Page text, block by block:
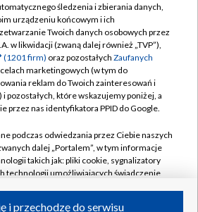
TVP
Cyfrowa
Regulamin TVP
prywatności
Moje zgody
Pomoc
Kontakt
Kanały
śledzenia i zbierania danych,
urządzeniu końcowym i ich
Twoich danych osobowych przez
w likwidacji (zwaną dalej również „TVP”),
(1201 firm) oraz pozostałych Zaufanych
celach marketingowych (w tym do
reklam do Twoich zainteresowań i
pozostałych, które wskazujemy poniżej, a
przez nas identyfikatora PPID do Google.
podczas odwiedzania przez Ciebie naszych
dalej „Portalem”, w tym informacje
takich jak: pliki cookie, sygnalizatory
technologii umożliwiających świadczenie
i przechodzę do serwisu